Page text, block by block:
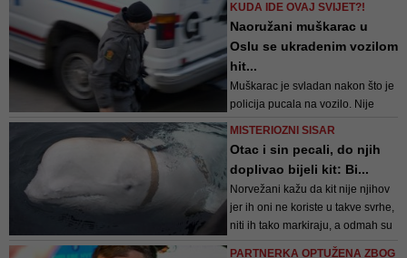
prodavnicama Sport Vision, 50
poklon vaučera u vrijednosti
50KM za kupovinu u Konzumu i
50 poklon paketa proizvoda
Konzumovih trgovačkih...
KUDA IDE OVAJ SVIJET?!
Naoružani muškarac u
Oslu se ukradenim vozilom
hit...
Muškarac je svladan nakon što je
policija pucala na vozilo. Nije
MISTERIOZNI SISAR
Otac i sin pecali, do njih
doplivao bijeli kit: Bi...
Norvežani kažu da kit nije njihov
jer ih oni ne koriste u takve svrhe,
niti ih tako markiraju, a odmah su
kontaktirali i svoje kolege ruske
PARTNERKA OPTUŽENA ZBOG